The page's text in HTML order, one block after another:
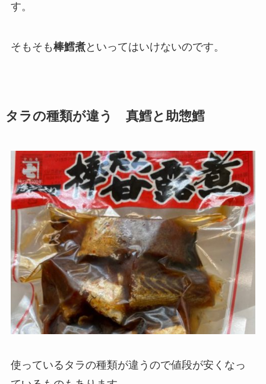
す。
そもそも棒鱈煮といってはいけないのです。
タラの種類が違う 真鱈と助惣鱈
使っているタラの種類が違うので値段が安くなっ